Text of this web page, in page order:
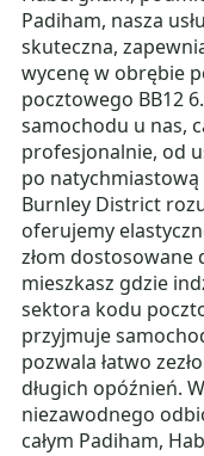
Padiham, nasza
skuteczna,
wycenę w obrębie
pocztowego BB12
samochodu u nas,
profesjonalnie, od
po natychmiastową
Burnley District
oferujemy
złom dostosowane
mieszkasz gdzie
sektora kodu
przyjmuje
pozwala łatwo
długich opóźnień.
niezawodnego
całym Padiham,